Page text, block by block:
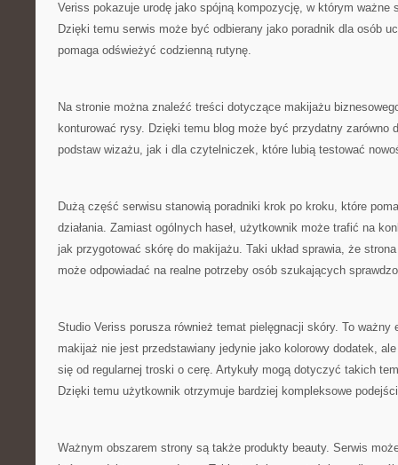
Veriss pokazuje urodę jako spójną kompozycję, w którym ważne
Dzięki temu serwis może być odbierany jako poradnik dla osób
pomaga odświeżyć codzienną rutynę.
Na stronie można znaleźć treści dotyczące makijażu
konturować rysy. Dzięki temu blog może być przydatny zarówno
podstaw wizażu, jak i dla czytelniczek, które lubią testować
Dużą część serwisu stanowią poradniki krok po kroku, które
działania. Zamiast ogólnych haseł, użytkownik może trafić na
jak przygotować skórę do makijażu. Taki układ sprawia, że
może odpowiadać na realne potrzeby osób szukających
Studio Veriss porusza również temat pielęgnacji skóry. To ważny
makijaż nie jest przedstawiany jedynie jako kolorowy dodatek,
się od regularnej troski o cerę. Artykuły mogą dotyczyć takich
Dzięki temu użytkownik otrzymuje bardziej kompleksowe
Ważnym obszarem strony są także produkty beauty. Serwis